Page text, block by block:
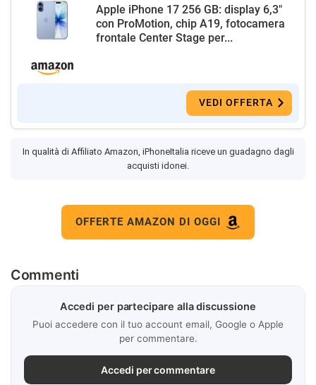
Apple iPhone 17 256 GB: display 6,3"
con ProMotion, chip A19, fotocamera
frontale Center Stage per...
VEDI OFFERTA
In qualità di Affiliato Amazon, iPhoneItalia riceve un guadagno dagli
acquisti idonei.
OFFERTE AMAZON DI OGGI
Commenti
Accedi per partecipare alla discussione
Puoi accedere con il tuo account email, Google o Apple
per commentare.
Accedi per commentare